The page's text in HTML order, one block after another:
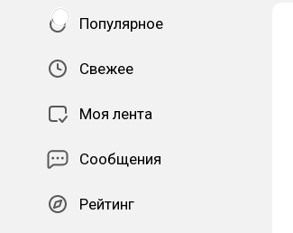
Популярное
Свежее
Моя лента
Сообщения
Рейтинг